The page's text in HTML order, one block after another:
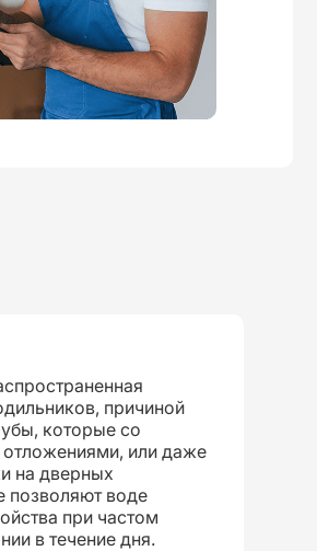
причиной
которые со
или даже
на дверных
позволяют воде
при частом
в течение дня.